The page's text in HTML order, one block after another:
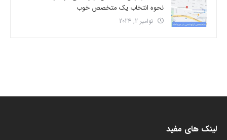
نحوه انتخاب یک متخصص خوب
نوامبر 2, 2024
لینک های مفید